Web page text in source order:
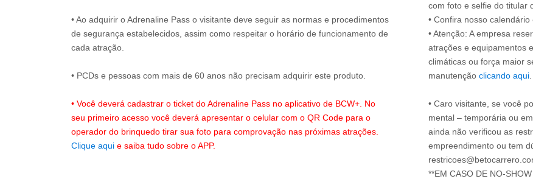
• Ao adquirir o Adrenaline Pass o visitante deve seguir as normas e procedimentos
de segurança estabelecidos, assim como respeitar o horário de funcionamento de
cada atração.
• PCDs e pessoas com mais de 60 anos não precisam adquirir este produto.
• Você deverá cadastrar o ticket do Adrenaline Pass no aplicativo de BCW+. No
seu primeiro acesso você deverá apresentar o celular com o QR Code para o
operador do brinquedo tirar sua foto para comprovação nas próximas atrações.
Clique aqui e saiba tudo sobre o APP.
com foto e selfie do titular
• Confira nosso
• Atenção: A empresa
atrações e equipamentos
climáticas ou força maior
manutenção clicando aqui.
• Caro visitante, se você
mental – temporária ou
ainda não verificou as
empreendimento ou tem